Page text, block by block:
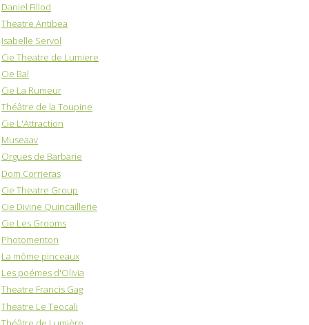
Daniel Fillod
Theatre Antibea
Isabelle Servol
Cie Theatre de Lumiere
Cie Bal
Cie La Rumeur
Théâtre de la Toupine
Cie L'Attraction
Museaav
Orgues de Barbarie
Dom Corrieras
Cie Theatre Group
Cie Divine Quincaillerie
Cie Les Grooms
Photomenton
La môme pinceaux
Les poémes d'Olivia
Theatre Francis Gag
Theatre Le Teocali